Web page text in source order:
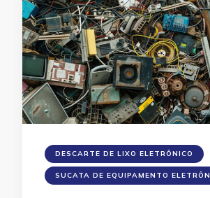
DESCARTE DE LIXO ELETRÔNICO
SUCATA DE EQUIPAMENTO